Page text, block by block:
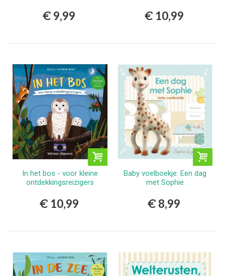
€ 9,99 € 10,99
In het bos - voor kleine
ontdekkingsreizigers
€ 10,99
Baby voelboekje: Een dag
met Sophie
€ 8,99